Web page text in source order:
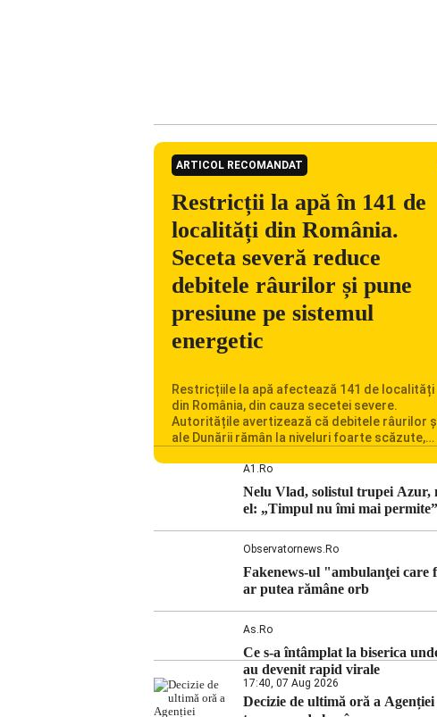
ARTICOL RECOMANDAT
Restricții la apă în 141 de
localități din România.
Seceta severă reduce
debitele râurilor și pune
presiune pe sistemul
energetic
Restricțiile la apă afectează 141 de localități
din România, din cauza secetei severe.
Autoritățile avertizează că debitele râurilor
ale Dunării rămân la niveluri foarte scăzute,
Centralei Nucleare de la Cernavodă. România
se confruntă cu una dintre cele mai dificile
perioade din punct de vedere hidrologic din
ultimii ani. Lipsa […]
A1.ro
Nelu Vlad, solistul trupei Azur,
el: „Timpul nu îmi mai permite”
Observatornews.ro
Fakenews-ul "ambulanţei care
ar putea rămâne orb
As.ro
Ce s-a întâmplat la biserica
au devenit rapid virale
17:40, 07 Aug 2026
Decizie de ultimă oră a